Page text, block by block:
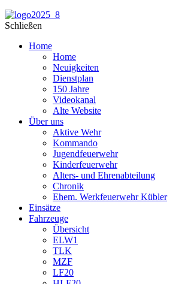
Schließen
Home
Home
Neuigkeiten
Dienstplan
150 Jahre
Videokanal
Alte Website
Über uns
Aktive Wehr
Kommando
Jugendfeuerwehr
Kinderfeuerwehr
Alters- und Ehrenabteilung
Chronik
Ehem. Werkfeuerwehr Kübler
Einsätze
Fahrzeuge
Übersicht
ELW1
TLK
MZF
LF20